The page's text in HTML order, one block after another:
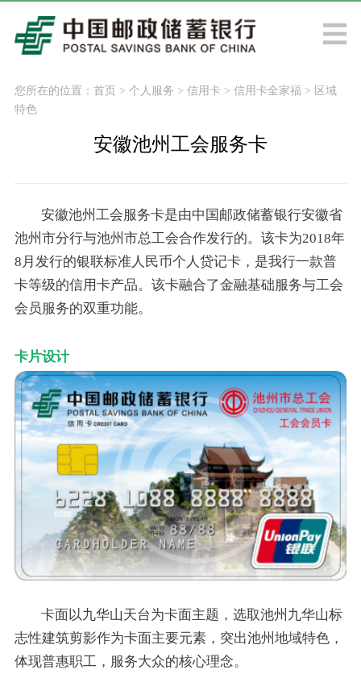
您所在的位置： 首页> 个人服务 > 信用卡 > 信用卡全家福 > 区域
特色
安徽池州工会服务卡
安徽池州工会服务卡是由中国邮政储蓄银行安徽省
池州市分行与池州市总工会合作发行的。该卡为2018年
8月发行的银联标准人民币个人贷记卡，是我行一款普
卡等级的信用卡产品。该卡融合了金融基础服务与工会
会员服务的双重功能。
卡片设计
卡面以九华山天台为卡面主题，选取池州九华山标
志性建筑剪影作为卡面主要元素，突出池州地域特色，
体现普惠职工，服务大众的核心理念。